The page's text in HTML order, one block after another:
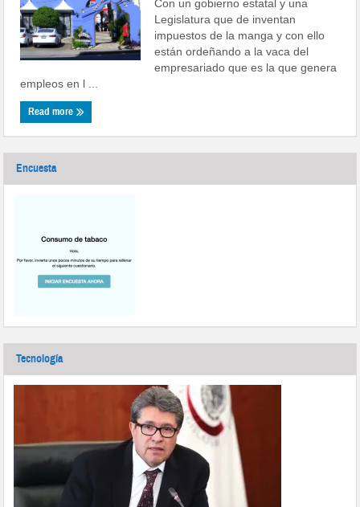
Con un gobierno estatal y una
Legislatura que de inventan
impuestos de la manga y con ello
están ordeñando a la vaca del
empresariado que es la que genera
empleos en l ...
Read more
Encuesta
Tecnología